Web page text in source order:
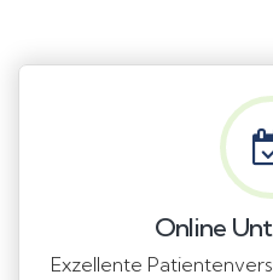
Online
Exzellente